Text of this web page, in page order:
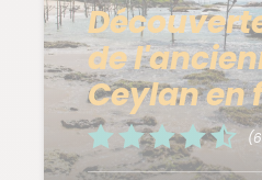
de
Ceylan en